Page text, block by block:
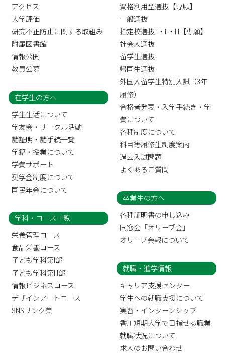
アクセス
大学評価
研究不正防止に関する取組み
附属図書館
情報公開
教員公募
資格利用型選抜【専願】
一般選抜
指定校選抜 I・II・III【専願】
社会人選抜
留学生選抜
帰国生選抜
外国人留学生特別入試（3年
履修）
合格者発表・入学手続き・学
費について
各種制度について
科目等履修生制度案内
過去入試問題
よくあるご質問
在学生の方へ
学生生活について
学友会・サークル活動
諸証明・諸手続一覧
学籍・授業について
学費サポート
奨学金制度について
国民年金について
卒業生の方へ
各種証明書の申し込み
同窓会「オリーブ会」
オリーブ会報について
学科・コース一覧
栄養管理コース
食品栄養コース
子ども学科第I部
子ども学科第III部
情報ビジネスコース
デザインアートコース
SNSリンク集
就職・進学情報
キャリア支援センター
学生への就職支援について
実習・インターンシップ
香川短期大学で目指せる職業
就職状況について
求人のお問い合わせ